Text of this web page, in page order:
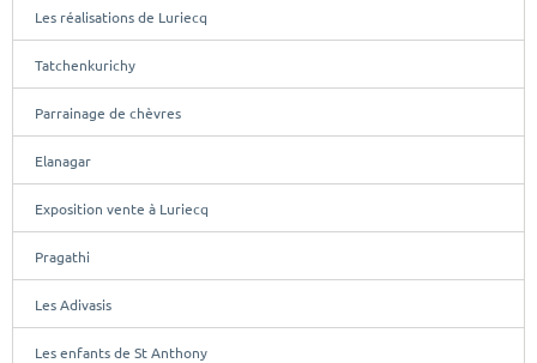
Les réalisations de Luriecq
Tatchenkurichy
Parrainage de chèvres
Elanagar
Exposition vente à Luriecq
Pragathi
Les Adivasis
Les enfants de St Anthony